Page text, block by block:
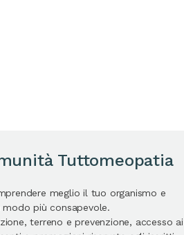
Tuttomeopatia
meglio il tuo organismo e
modo più consapevole.
terreno e prevenzione, accesso ai